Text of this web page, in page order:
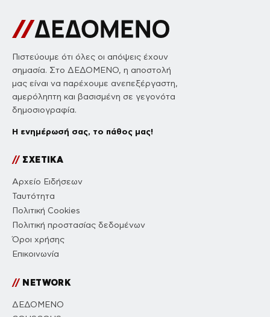
Πιστεύουμε ότι όλες οι απόψεις έχουν
σημασία. Στο ΔΕΔΟΜΕΝΟ, η αποστολή
μας είναι να παρέχουμε ανεπεξέργαστη,
αμερόληπτη και βασισμένη σε γεγονότα
δημοσιογραφία.
Η ενημέρωσή σας, το πάθος μας!
//ΣΧΕΤΙΚΑ
Αρχείο Ειδήσεων
Ταυτότητα
Πολιτική Cookies
Πολιτική προστασίας δεδομένων
Όροι χρήσης
Επικοινωνία
//NETWORK
ΔΕΔΟΜΕΝΟ